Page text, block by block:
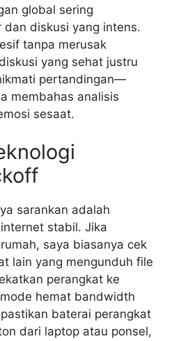
global sering
diskusi yang intens.
tanpa merusak
yang sehat justru
pertandingan—
membahas analisis
sesaat.
sarankan adalah
stabil. Jika
saya biasanya cek
lain yang mengunduh file
perangkat ke
hemat bandwidth
baterai perangkat
dari laptop atau ponsel,